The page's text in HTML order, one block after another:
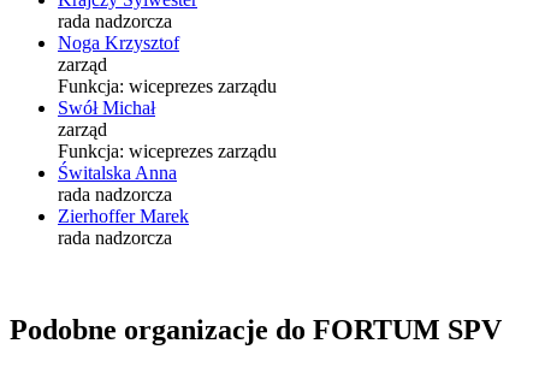
rada nadzorcza
Noga Krzysztof
zarząd
Funkcja: wiceprezes zarządu
Swół Michał
zarząd
Funkcja: wiceprezes zarządu
Świtalska Anna
rada nadzorcza
Zierhoffer Marek
rada nadzorcza
Podobne organizacje do FORTUM SPV